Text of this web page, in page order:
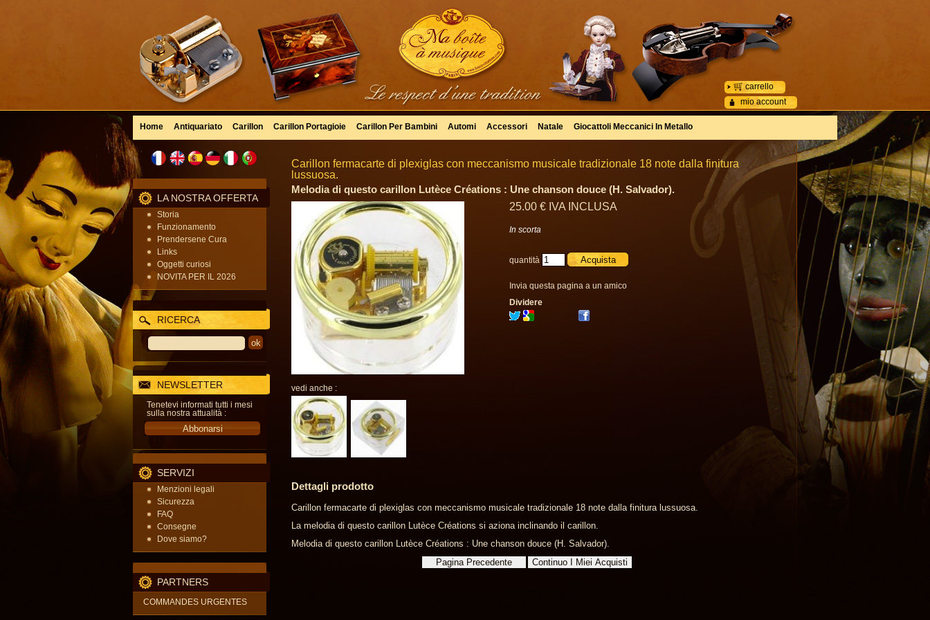
mio account
carrello
Home Antiquariato Carillon Carillon Portagioie Carillon Per Bambini Automi Accessori Natale Giocattoli Meccanici In Metallo
LA NOSTRA OFFERTA
Storia
Funzionamento
Prendersene Cura
Links
Oggetti curiosi
NOVITA PER IL 2026
RICERCA
NEWSLETTER
Tenetevi informati tutti i mesi
sulla nostra attualità :
SERVIZI
Menzioni legali
Sicurezza
FAQ
Consegne
Dove siamo?
PARTNERS
COMMANDES URGENTES
Carillon fermacarte di plexiglas con meccanismo musicale tradizionale 18 note dalla finitura
lussuosa.
Melodia di questo carillon Lutèce Créations : Une chanson douce (H. Salvador).
vedi anche :
25.00 € IVA INCLUSA
In scorta
quantità
Invia questa pagina a un amico
Dividere
Dettagli prodotto
Carillon fermacarte di plexiglas con meccanismo musicale tradizionale 18 note dalla finitura lussuosa.
La melodia di questo carillon Lutèce Créations si aziona inclinando il carillon.
Melodia di questo carillon Lutèce Créations : Une chanson douce (H. Salvador).